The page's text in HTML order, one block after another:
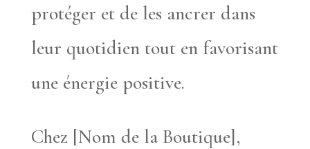
protéger et de les ancrer dans
leur quotidien tout en favorisant
une énergie positive.
Chez [Nom de la Boutique],